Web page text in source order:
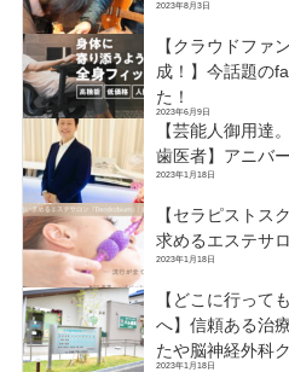
2023年8月3日
【クラウドファ
成！】今話題の
た！
2023年6月9日
【芸能人御用達
歯医者】アニバ
2023年1月18日
【セラピストス
求めるエステサ
2023年1月18日
【どこに行って
へ】信頼ある治
たや脳神経外科
2023年1月18日